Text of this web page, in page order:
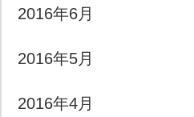
2016年6月
2016年5月
2016年4月